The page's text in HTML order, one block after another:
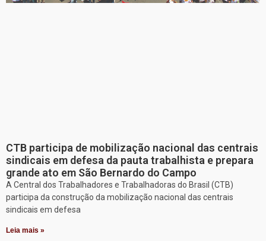
CTB participa de mobilização nacional das centrais
sindicais em defesa da pauta trabalhista e prepara
grande ato em São Bernardo do Campo
A Central dos Trabalhadores e Trabalhadoras do Brasil (CTB)
participa da construção da mobilização nacional das centrais
sindicais em defesa
Leia mais »